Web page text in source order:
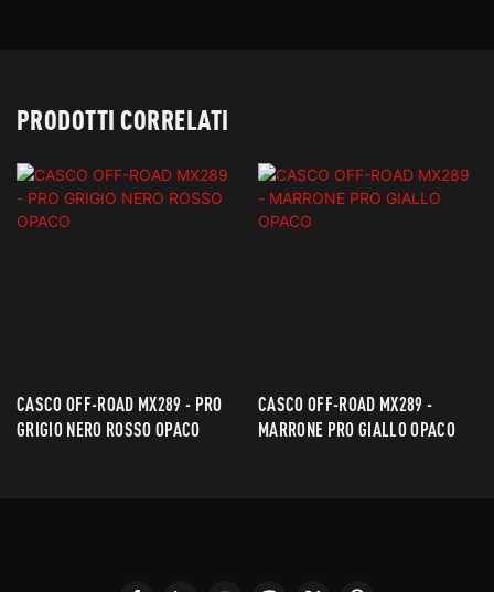
PRODOTTI CORRELATI
CASCO OFF-ROAD MX289 - PRO
GRIGIO NERO ROSSO OPACO
CASCO OFF-ROAD MX289 -
MARRONE PRO GIALLO OPACO